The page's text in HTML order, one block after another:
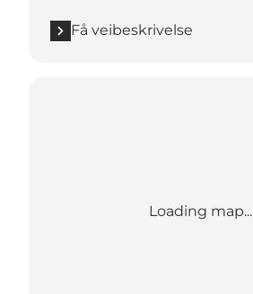
Få veibeskrivelse
Loading map...